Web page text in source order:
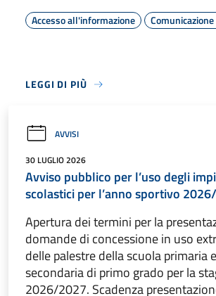
Accesso all'informazione
LEGGI DI PIÙ
AVVISI
30 LUGLIO 2026
Avviso pubblico per l’uso degli
scolastici per l’anno sportivo
Apertura dei termini per la
domande di concessione in uso
delle palestre della scuola primaria
secondaria di primo grado per la
2026/2027. Scadenza